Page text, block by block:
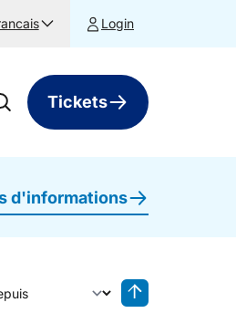
Login
Tickets
d'informations